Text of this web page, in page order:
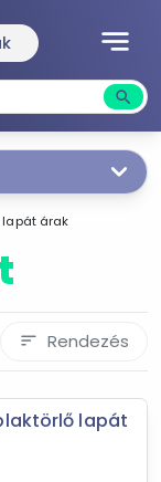
notes
search
32 530 Ft
lapát árak
sort Rendezés
lapát